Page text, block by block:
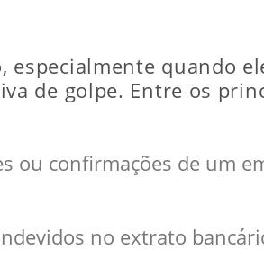
quando
de golpe. Entre os
ou confirmações de um
no extrato